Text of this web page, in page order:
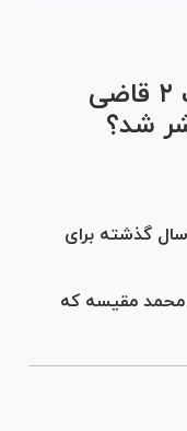
فیلم‌نوشت| بعد از شهادت ۲ قاضی
شد؟
گذشته برای
محمد مقیسه که